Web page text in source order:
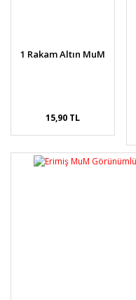
1 Rakam Altın MuM
15,90 TL